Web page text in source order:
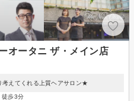
オータニ ザ・メイン店
えてくれる上質ヘアサロン★
徒歩3分